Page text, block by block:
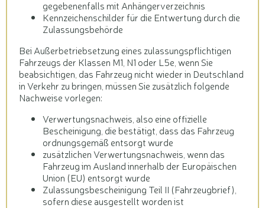
gegebenenfalls mit Anhängerverzeichnis
Kennzeichenschilder für die Entwertung durch die
Zulassungsbehörde
Bei Außerbetriebsetzung eines zulassungspflichtigen
Fahrzeugs der Klassen M1, N1 oder L5e, wenn Sie
beabsichtigen, das Fahrzeug nicht wieder in Deutschland
in Verkehr zu bringen, müssen Sie zusätzlich folgende
Nachweise vorlegen:
Verwertungsnachweis, also eine offizielle
Bescheinigung, die bestätigt, dass das Fahrzeug
ordnungsgemäß entsorgt wurde
zusätzlichen Verwertungsnachweis, wenn das
Fahrzeug im Ausland innerhalb der Europäischen
Union (EU) entsorgt wurde
Zulassungsbescheinigung Teil II (Fahrzeugbrief),
sofern diese ausgestellt worden ist